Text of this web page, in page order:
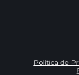
Política de